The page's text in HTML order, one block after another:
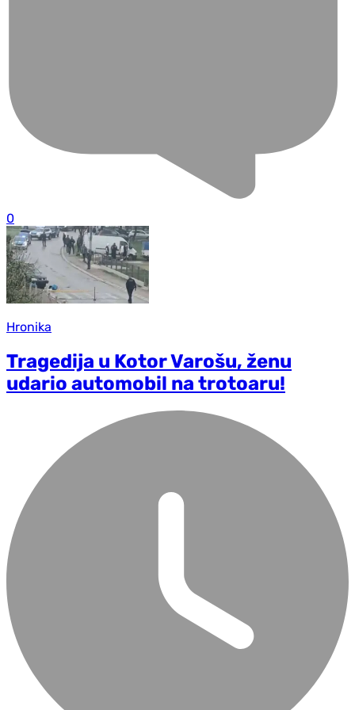
0
Hronika
Tragedija u Kotor Varošu, ženu
udario automobil na trotoaru!